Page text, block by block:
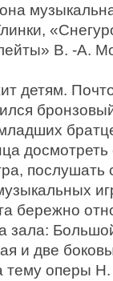
В. -А.
детям.
досмотреть
послушать
бережно
зала:
и две
оперы Н.